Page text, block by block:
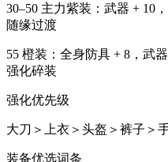
30–50 主力紫装：武器 + 10
随缘过渡
55 橙装：全身防具 + 8，武
强化碎装
强化优先级
大刀＞上衣＞头盔＞裤子＞
装备优选词条